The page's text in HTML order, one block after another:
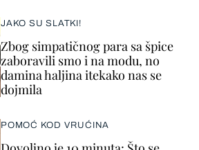
JAKO SU SLATKI!
Zbog simpatičnog para sa špice
zaboravili smo i na modu, no
damina haljina itekako nas se
dojmila
POMOĆ KOD VRUĆINA